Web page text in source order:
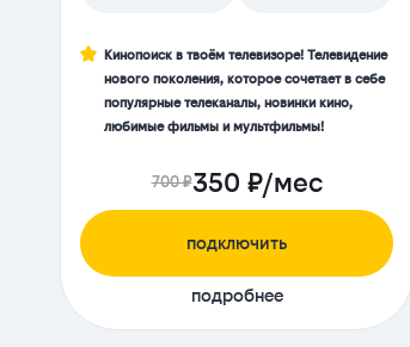
Кинопоиск в твоём телевизоре! Телевидение
нового поколения, которое сочетает в себе
популярные телеканалы, новинки кино,
любимые фильмы и мультфильмы!
700 ₽350 ₽/мес
подключить
подробнее